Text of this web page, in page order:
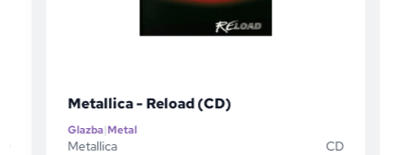
Metallica - Reload (CD)
Glazba|Metal
Metallica
CD